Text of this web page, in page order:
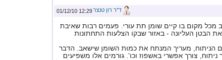
12:29 01/12/10ד"ר רון טנצר
מכל מקום בו קיים שומן תת עורי. פעמים רבות שאיבת
הבטן העליונה - באזור שבקו הצלעות התחתונות
הניתוח, מעריך המנתח את כמות השומן שישאב. הדבר
צורך אפשרי באשפוז וכו'. גורמים אלו משפיעים